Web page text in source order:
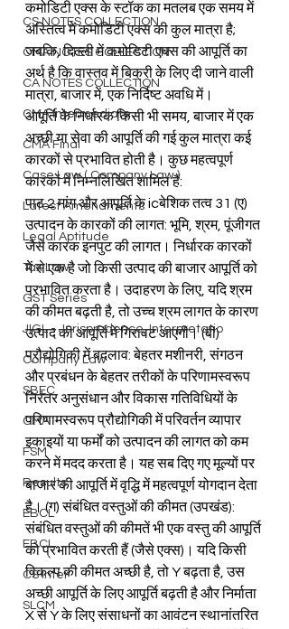
CS NOTES COLLECTION
CMA NOTES COLLECTION
CA NOTES COLLECTION
CMA Intermediate
CMA Final
Case Law ( Company Law )
Latest Amendments
Legal Aptitude
Tax Law
GST Series
JIGL - Jurisprudence, Interpretatio
Company Law
SBEC
CMA
FSM
Results
EBCL
EBCL
CS Inter
SLCM
कमोडिटी एक्स के स्टॉक का मतलब एक समय में
अस्तित्व में कमोडिटी एक्स की कुल मात्रा है;
जबकि, दिल्ली में कमोडिटी एक्स की आपूर्ति का
अर्थ है कि वास्तव में बिक्री के लिए दी जाने वाली
मात्रा, बाजार में, एक निर्दिष्ट अवधि में।
आपूर्ति के निर्धारक किसी भी समय, बाजार में एक
अच्छी या सेवा की आपूर्ति की गई कुल मात्रा कई
कारकों से प्रभावित होती है। कुछ महत्वपूर्ण
कारकों में निम्नलिखित शामिल हैं:
पाठ 2 मांग और आपूर्ति के icबेशिक तत्व 31 (ए)
उत्पादन के कारकों की लागत: भूमि, श्रम, पूंजीगत
जैसे कारक इनपुट की लागत। निर्धारक कारकों
में से एक है जो किसी उत्पाद की बाजार आपूर्ति को
प्रभावित करता है। उदाहरण के लिए, यदि श्रम
की कीमत बढ़ती है, तो उच्च श्रम लागत के कारण
उत्पाद की आपूर्ति में गिरावट आएगी। (बी)
प्रौद्योगिकी में बदलाव: बेहतर मशीनरी, संगठन
और प्रबंधन के बेहतर तरीकों के परिणामस्वरूप
निरंतर अनुसंधान और विकास गतिविधियों के
परिणामस्वरूप प्रौद्योगिकी में परिवर्तन व्यापार
इकाइयों या फर्मों को उत्पादन की लागत को कम
करने में मदद करता है। यह सब दिए गए मूल्यों पर
बाजार की आपूर्ति में वृद्धि में महत्वपूर्ण योगदान देता
है। (ग) संबंधित वस्तुओं की कीमत (उपखंड):
संबंधित वस्तुओं की कीमतें भी एक वस्तु की आपूर्ति
को प्रभावित करती हैं (जैसे एक्स)। यदि किसी
विकल्प की कीमत अच्छी है, तो Y बढ़ता है, उस
अच्छी आपूर्ति के लिए आपूर्ति बढ़ती है और निर्माता
X से Y के लिए संसाधनों का आवंटन स्थानांतरित